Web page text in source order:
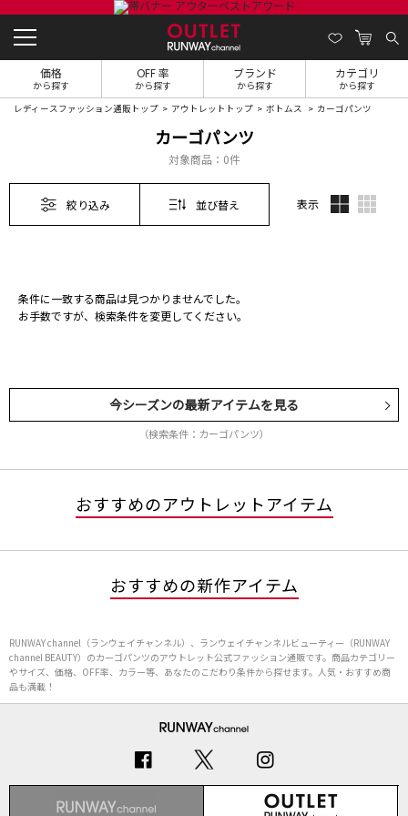
価格
から探す
OFF 率
から探す
ブランド
から探す
カテゴリ
から探す
レディースファッション通販トップ アウトレットトップ ボトムス カーゴパンツ
カーゴパンツ
対象商品： 0件
絞り込み 並び替え 表示
条件に一致する商品は見つかりませんでした。
お手数ですが、検索条件を変更してください。
今シーズンの最新アイテムを見る
（検索条件：カーゴパンツ）
おすすめのアウトレットアイテム
おすすめの新作アイテム
RUNWAY channel（ランウェイチャンネル）、ランウェイチャンネルビューティー（RUNWAY
channel BEAUTY）のカーゴパンツのアウトレット公式ファッション通販です。商品カテゴリー
やサイズ、価格、OFF率、カラー等、あなたのこだわり条件から探せます。人気・おすすめ商
品も満載！